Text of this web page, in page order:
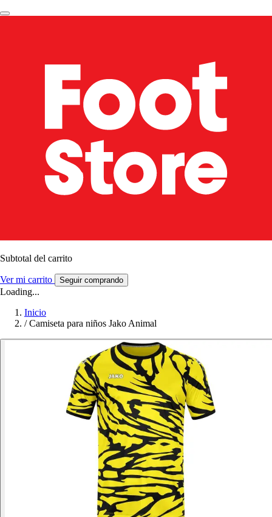
Subtotal del carrito
Ver mi carrito Seguir comprando
Loading...
Inicio
/ Camiseta para niños Jako Animal